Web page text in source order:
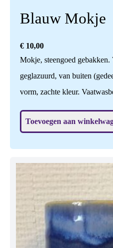
Blauw Mokje
€ 10,00
Mokje, steengoed gebakken. Van binnen transparant
geglazuurd, van buiten
vorm, zachte kleur.
zelf ontwikkeld. H: 7,5
Toevoegen aan